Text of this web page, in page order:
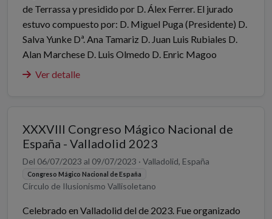
de Terrassa y presidido por D. Álex Ferrer. El jurado
estuvo compuesto por: D. Miguel Puga (Presidente) D.
Salva Yunke Dª. Ana Tamariz D. Juan Luis Rubiales D.
Alan Marchese D. Luis Olmedo D. Enric Magoo
Ver detalle
XXXVIII Congreso Mágico Nacional de
España - Valladolid 2023
Del 06/07/2023 al 09/07/2023 · Valladolid, España
Congreso Mágico Nacional de España
Círculo de Ilusionismo Vallisoletano
Celebrado en Valladolid del de 2023. Fue organizado